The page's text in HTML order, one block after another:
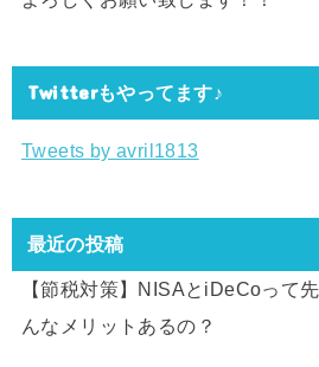
Twitterもやってます♪
Tweets by avril1813
最近の投稿
【節税対策】NISAとiDeCoって
んなメリットあるの？